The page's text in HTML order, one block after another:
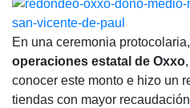
En una ceremonia protocolaria,
operaciones estatal de Oxxo
conocer este monto e hizo un
tiendas con mayor